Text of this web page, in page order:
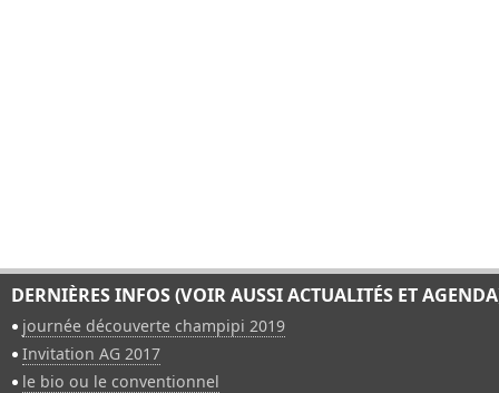
DERNIÈRES INFOS (VOIR AUSSI ACTUALITÉS ET
journée découverte champipi 2019
Invitation AG 2017
le bio ou le conventionnel